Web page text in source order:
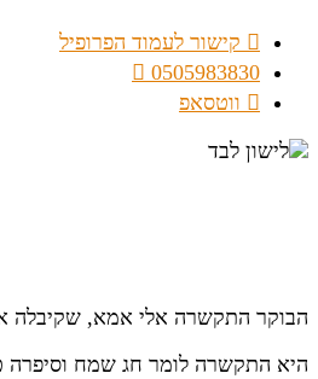
קישור לעמוד הפרופיל
0505983830
ווטסאפ
הבוקר התקשרה אלי אמא, שקיבלה
היא התקשרה לומר חג שמח וסיפרה